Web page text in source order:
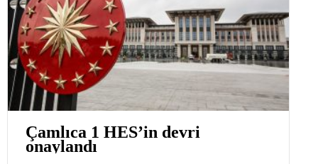
Çamlıca 1 HES’in devri
onaylandı